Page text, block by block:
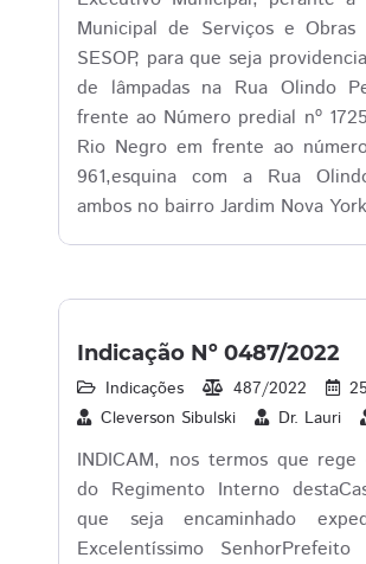
Municipal de Serviços e Obras
SESOP, para que seja
de lâmpadas na Rua Olindo
frente ao Número predial nº
Rio Negro em frente ao
961,esquina com a Rua
ambos no bairro Jardim Nova
Indicação Nº 0487/2022
Indicações 487/2022
Cleverson Sibulski
Dr. Lauri
INDICAM, nos termos que
do Regimento Interno
que seja encaminhado
Excelentíssimo SenhorPrefeito